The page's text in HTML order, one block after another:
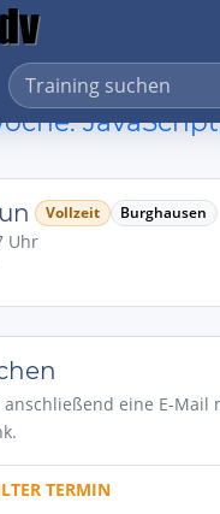
Vollzeit Burghausen
Uhr
eine E-Mail
TERMIN